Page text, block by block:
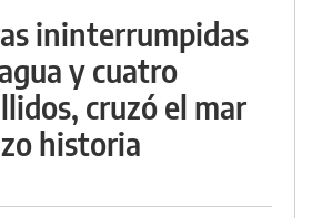
ininterrumpidas
y cuatro
cruzó el mar
historia